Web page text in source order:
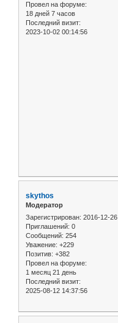
Провел на форуме:
18 дней 7 часов
Последний визит:
2023-10-02 00:14:56
skythos
Модератор
Зарегистрирован: 2016-12-26
Приглашений: 0
Сообщений: 254
Уважение: +229
Позитив: +382
Провел на форуме:
1 месяц 21 день
Последний визит:
2025-08-12 14:37:56